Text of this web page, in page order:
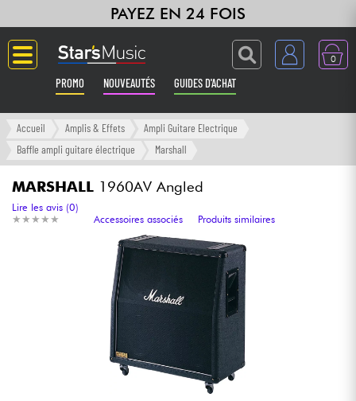
PAYEZ EN 24 FOIS
0
PROMO NOUVEAUTÉS GUIDES D'ACHAT
Langue
Amplis & Effets
Claviers & Pianos
Synthés & Sampleurs
Home Studio
Accueil Amplis & Effets
Ampli Guitare Electrique
Baffle ampli guitare électrique
Marshall
MARSHALL 1960AV Angled
★ ★ ★ ★ ★
★ ★ ★ ★ ★
Lire les avis (0)
Accessoires associés
Produits similaires